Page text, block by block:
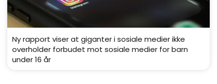
Ny rapport viser at giganter i sosiale medier ikke
overholder forbudet mot sosiale medier for barn
under 16 år